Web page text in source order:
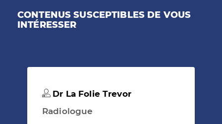
CONTENUS SUSCEPTIBLES DE VOUS
INTÉRESSER
Dr La Folie Trevor
Radiologue